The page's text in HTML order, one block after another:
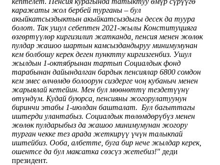
каражаты жол бербей турганы – бул
акыйкатсыздыктын акыйкатсыздыгы десек да туура
болот. Так ушул себептен 2021-жылы Конституцияга
өзгөртүүлөр киргизилип жатканда, пенсия менен жөлөк
пулдар жашоо шартын камсыздандыруу минимумунан
кем болбошу керек деген пунктту киргизгенбиз. Ушул
жылдын 1-октябрынан тартып Социалдык фонд
тарабынан дайындалган бардык пенсиялар 6800 сомдон
кем эмес өлчөмдө болоорун сиздерге чоң кубаныч менен
жарыялай кетейин. Мен бул мөөнөттү тездетүүнү
өтүндүм. Кудай буюрса, пенсияны жогорулатуунун
биринчи этабы 1-июлдан башталат. Бул багыттагы
иштерди улантабыз. Социалдык төлөмдөрүбүз менен
жөлөк пулдарыбыз да жашоо минимумунан жогору
турган чекке тез арада жеткирүү үчүн талыкпай
иштейбиз. Ооба, албетте, буга бир нече жылдар керек,
ошентсе да бул максатка сөзсүз жетебиз!" деди
президент.